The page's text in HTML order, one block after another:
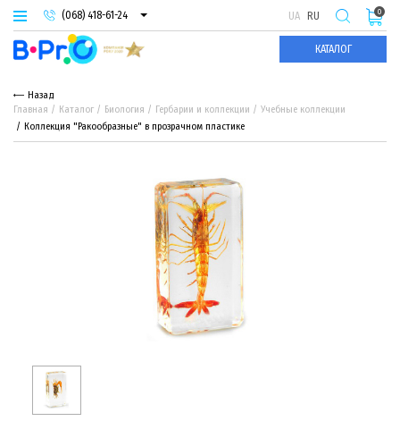
(068) 418-61-24
(093) 974-66-94
(095) 987-29-55
UA RU
КАТАЛОГ
0
Назад
Главная
Каталог Биология Гербарии и коллекции
Учебные коллекции
Коллекция "Ракообразные" в прозрачном пластике